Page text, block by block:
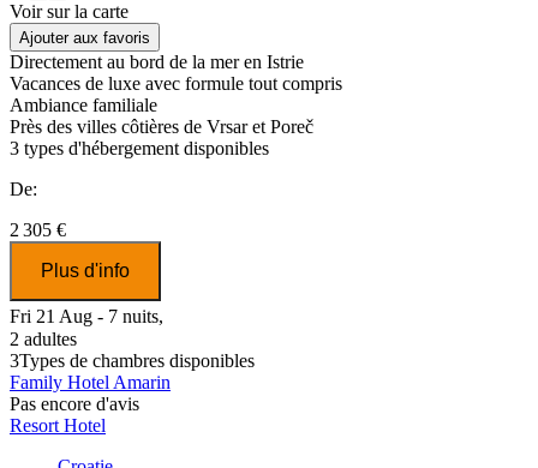
Voir sur la carte
Ajouter aux favoris
Directement au bord de la mer en Istrie
Vacances de luxe avec formule tout compris
Ambiance familiale
Près des villes côtières de Vrsar et Poreč
3 types d'hébergement disponibles
De:
2 305 €
Plus d'info
Fri 21 Aug - 7 nuits,
2 adultes
3Types de chambres disponibles
Family Hotel Amarin
Pas encore d'avis
Resort Hotel